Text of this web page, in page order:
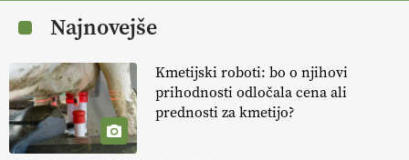
EKOloško = logično: ekološka kmetija
EKOloško = logično: VLOG Ekološko
kmetijstvo brez škropljenja?
Najnovejše
Kmetijski roboti: bo o njihovi
prihodnosti odločala cena ali
prednosti za kmetijo?